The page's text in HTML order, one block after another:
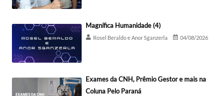
Magnífica Humanidade (4)
Rosel Beraldo e Anor Sganzerla 04/08/2026
Exames da CNH, Prêmio Gestor e mais na
Coluna Pelo Paraná